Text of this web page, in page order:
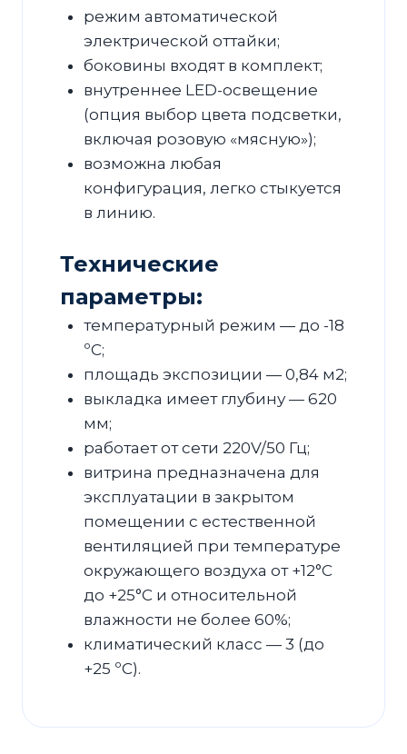
режим автоматической
электрической оттайки;
боковины входят в комплект;
внутреннее LED-освещение
(опция выбор цвета подсветки,
включая розовую «мясную»);
возможна любая
конфигурация, легко стыкуется
в линию.
Технические
параметры:
температурный режим — до -18
ºC;
площадь экспозиции — 0,84 м2;
выкладка имеет глубину — 620
мм;
работает от сети 220V/50 Гц;
витрина предназначена для
эксплуатации в закрытом
помещении с естественной
вентиляцией при температуре
окружающего воздуха от +12°С
до +25°С и относительной
влажности не более 60%;
климатический класс — 3 (до
+25 ºC).